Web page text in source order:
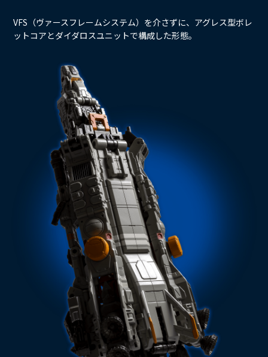
VFS（ヴァースフレームシステム）を介さずに、アグレス型ボレ
ットコアとダイダロスユニットで構成した形態。